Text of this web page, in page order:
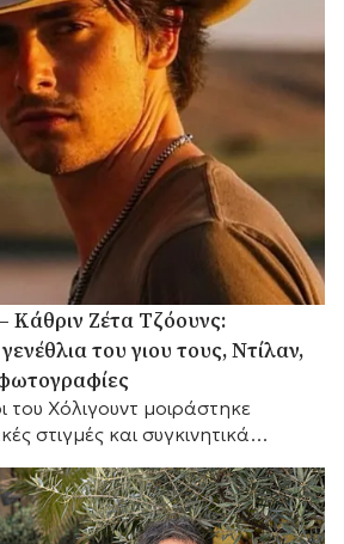
Κάθριν Ζέτα Τζόουνς:
του γιου τους, Ντίλαν,
του Χόλιγουντ μοιράστηκε
στιγμές και συγκινητικά
της θερμές ευχές.